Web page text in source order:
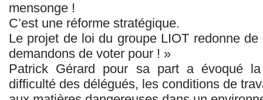
mensonge !
C’est une réforme stratégique.
Le projet de loi du groupe LIOT redonne
demandons de voter pour ! »
Patrick Gérard pour sa part a évoqué
difficulté des délégués, les conditions de